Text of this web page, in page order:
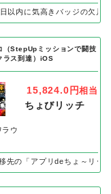
以内に気高きバッジの欠片
（StepUpミッションで闘技
ラス到達）iOS
15,824.0円相当
ちょびリッチ
ラウ
先の「アプリdeちょ～リッ